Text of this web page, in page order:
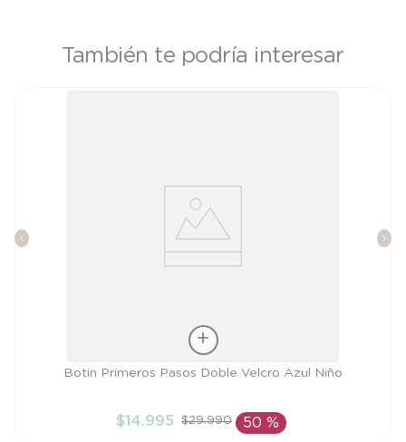
También te podría interesar
AÑADIR AL CARRITO
Botin Primeros Pasos Doble Velcro Azul Niño
$14.995 $29.990 50 %